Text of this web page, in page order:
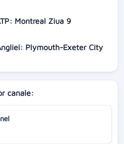
Montreal Ziua 9
Plymouth-Exeter City
canale: